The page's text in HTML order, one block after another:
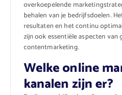
overkoepelende
behalen van je bedrijfsdoelen.
resultaten en het continu
zijn ook essentiële aspecten van
contentmarketing.
Welke online
kanalen zijn er?